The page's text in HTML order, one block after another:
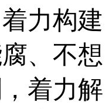
力构建
、不想
着力解